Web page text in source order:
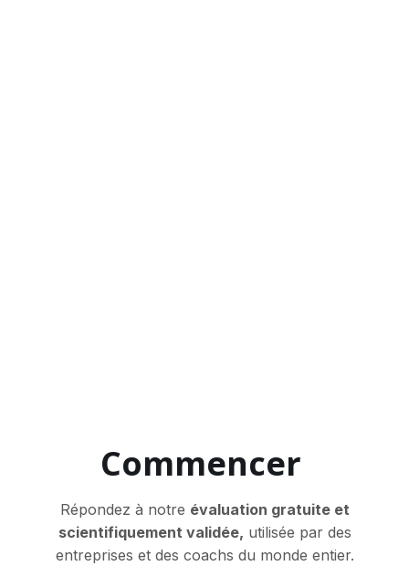
Commencer
Répondez à notre évaluation gratuite et
scientifiquement validée, utilisée par des
entreprises et des coachs du monde entier.